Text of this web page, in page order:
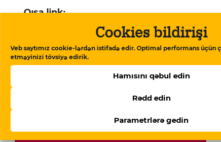
Cookies bildirişi
Veb saytımız cookie-lərdən istifadə edir. Optimal performans üçün
etməyinizi tövsiyə edirik.
Hamısını qəbul edin
Rədd edin
Parametrlərə gedin
Qısa link:
https://storage.googleapis.com/qurium/
article-bakinin-qul-bazari.html
Kopyala
Bakının “qul
Xəbərlər